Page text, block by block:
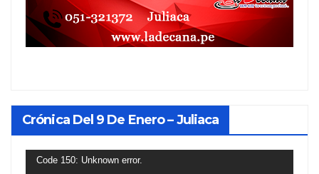
Crónica Del 9 De Enero – Juliaca
Reproductor
Code 150: Unknown error.